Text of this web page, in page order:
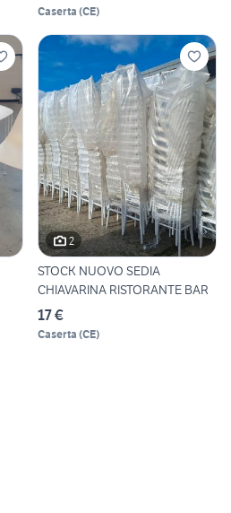
Caserta (CE)
2
STOCK NUOVO SEDIA
CHIAVARINA RISTORANTE BAR
17 €
Caserta (CE)